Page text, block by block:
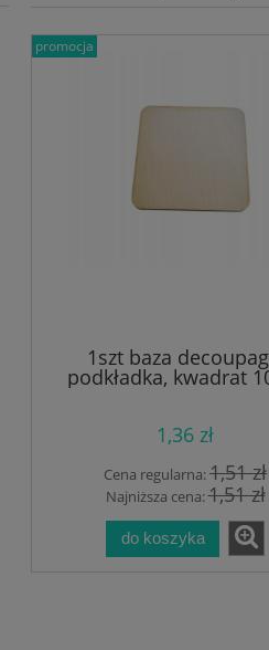
1szt baza
podkładka, kwadrat
1,36 zł
Cena regularna:1,51 zł
Najniższa cena:1,51 zł
do koszyka
promocja